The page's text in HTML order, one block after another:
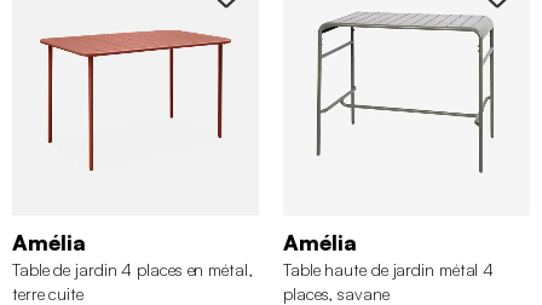
Amélia
Table de jardin 4 places en métal,
terre cuite
Amélia
Table haute de jardin métal 4
places, savane